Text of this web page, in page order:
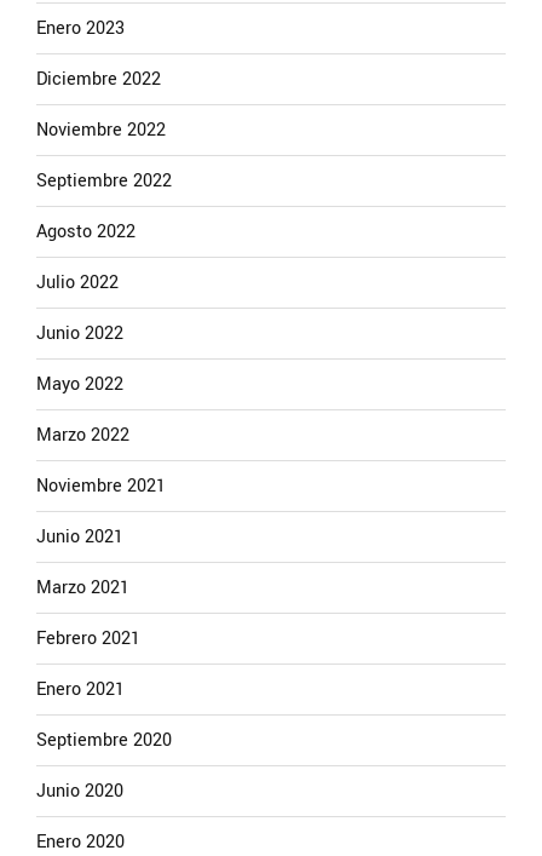
Enero 2023
Diciembre 2022
Noviembre 2022
Septiembre 2022
Agosto 2022
Julio 2022
Junio 2022
Mayo 2022
Marzo 2022
Noviembre 2021
Junio 2021
Marzo 2021
Febrero 2021
Enero 2021
Septiembre 2020
Junio 2020
Enero 2020